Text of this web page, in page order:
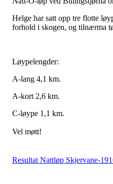
Helge har satt opp tre flotte
forhold i skogen, og tilnærma
Løypelengder:
A-lang 4,1 km.
A-kort 2,6 km.
C-løype 1,1 km.
Vel møtt!
Resultat Nattløp Skjervane-